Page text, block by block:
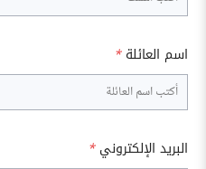
اسم العائلة *
البريد الإلكتروني *